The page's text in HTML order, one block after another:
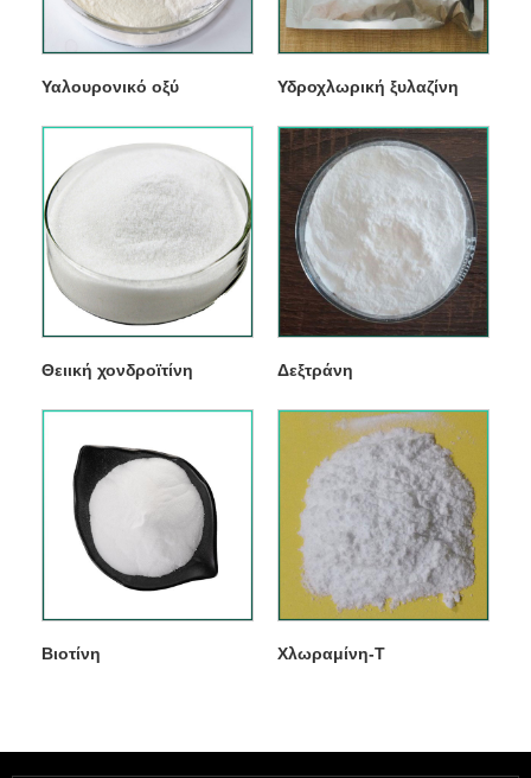
Υαλουρονικό οξύ Υδροχλωρική ξυλαζίνη
Θειική χονδροϊτίνη Δεξτράνη
Βιοτίνη Χλωραμίνη-Τ